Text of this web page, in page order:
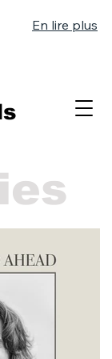
En lire plus